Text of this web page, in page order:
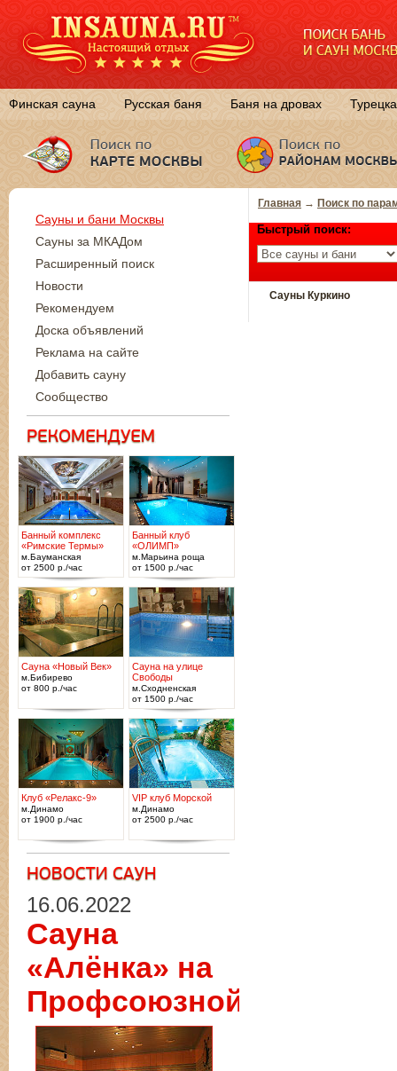
Финская сауна Русская баня Баня на дровах
Главная → Поиск по
Быстрый поиск:
Сауны Куркино
Сауны и бани Москвы
Сауны за МКАДом
Расширенный поиск
Новости
Рекомендуем
Доска объявлений
Реклама на сайте
Добавить сауну
Сообщество
Банный комплекс
«Римские Термы»
м.Бауманская
от 2500 р./час
Банный клуб
«ОЛИМП»
м.Марьина роща
от 1500 р./час
Сауна «Новый Век»
м.Бибирево
от 800 р./час
Сауна на улице
Свободы
м.Сходненская
от 1500 р./час
Клуб «Релакс-9»
м.Динамо
от 1900 р./час
VIP клуб Морской
м.Динамо
от 2500 р./час
16.06.2022
Сауна
«Алёнка» на
Профсоюзной